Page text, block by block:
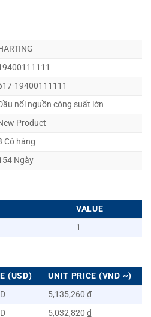
19400111111
nối nguồn công suất lớn
Product
Có hàng
Ngày
VALUE
1
(USD)
UNIT PRICE (VND ~)
5,135,260 ₫
5,032,820 ₫